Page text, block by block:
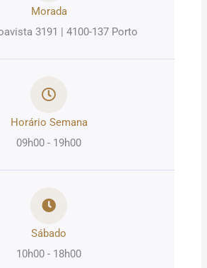
Morada
3191 | 4100-137 Porto
Horário Semana
09h00 - 19h00
Sábado
10h00 - 18h00